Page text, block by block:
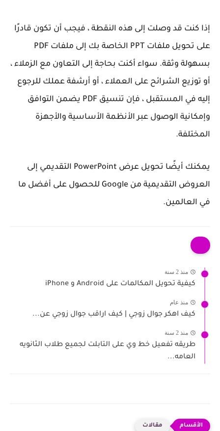
إذا كنت قد وصلت إلى هذه النقطة ، فيجب أن تكون قادرًا
على تحويل ملفات PPT الخاصة بك إلى ملفات PDF
بسهولة وثقة. سواء أكنت بحاجة إلى التعاون مع الزملاء ،
أو توزيع الشرائح على العملاء ، أو أرشفة عملك للرجوع
إليه في المستقبل ، فإن تنسيق PDF يضمن التوافق
وإمكانية الوصول عبر الأنظمة الأساسية والأجهزة
المختلفة.
يمكنك أيضًا تحويل عرض PowerPoint التقديمي إلى
العروض التقديمية من Google للحصول على أفضل ما
في العالمين.
منذ 2 سنة
كيفية تحويل المكالمات على Android و iPhone
منذ عام
كيف اهكر جوال زوجي | كيف اراقب جوال زوجي عن...
منذ 2 سنة
طريقه تفعيل خط وي على التابلت لجميع طلاب الثانويه
العامه...
مقالات